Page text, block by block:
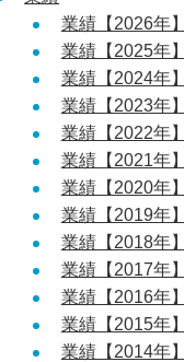
業績【2026年】
業績【2025年】
業績【2024年】
業績【2023年】
業績【2022年】
業績【2021年】
業績【2020年】
業績【2019年】
業績【2018年】
業績【2017年】
業績【2016年】
業績【2015年】
業績【2014年】